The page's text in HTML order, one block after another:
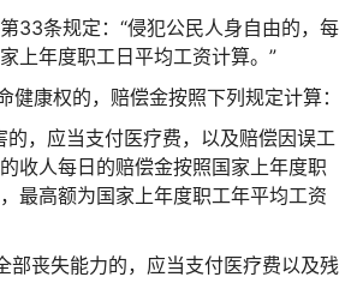
33条规定：“侵犯公民人身自由的，每
上年度职工日平均工资计算。”
健康权的，赔偿金按照下列规定计算：
的，应当支付医疗费，以及赔偿因误工
收人每日的赔偿金按照国家上年度职
最高额为国家上年度职工年平均工资
部丧失能力的，应当支付医疗费以及残